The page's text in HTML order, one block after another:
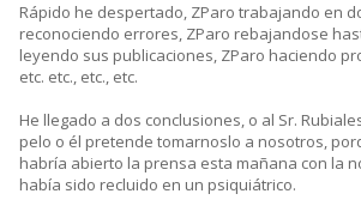
Rápido he despertado, ZParo trabajando en
reconociendo errores, ZParo rebajandose
leyendo sus publicaciones, ZParo haciendo
etc. etc., etc., etc.
He llegado a dos conclusiones, o al Sr.
pelo o él pretende tomarnoslo a nosotros,
habría abierto la prensa esta mañana con la
había sido recluido en un psiquiátrico.